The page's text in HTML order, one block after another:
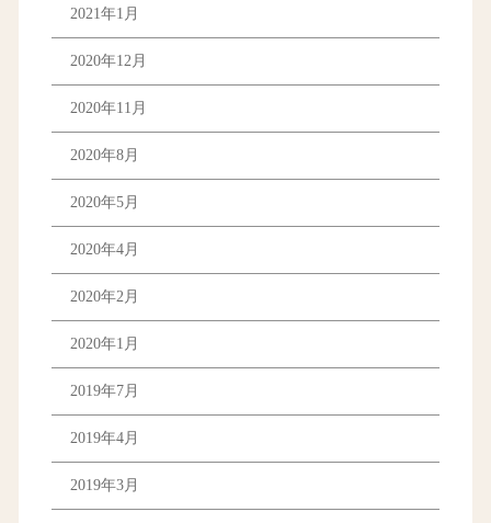
2021年1月
2020年12月
2020年11月
2020年8月
2020年5月
2020年4月
2020年2月
2020年1月
2019年7月
2019年4月
2019年3月